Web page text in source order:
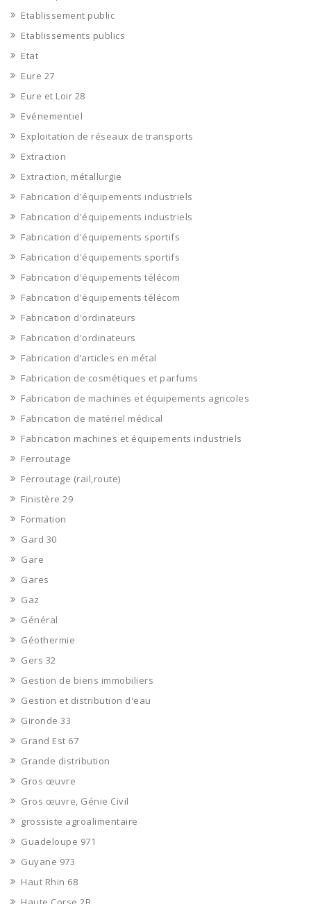
Etablissement public
Etablissements publics
Etat
Eure 27
Eure et Loir 28
Evénementiel
Exploitation de réseaux de transports
Extraction
Extraction, métallurgie
Fabrication d'équipements industriels
Fabrication d'équipements industriels
Fabrication d'équipements sportifs
Fabrication d'équipements sportifs
Fabrication d'équipements télécom
Fabrication d'équipements télécom
Fabrication d'ordinateurs
Fabrication d'ordinateurs
Fabrication d’articles en métal
Fabrication de cosmétiques et parfums
Fabrication de machines et équipements agricoles
Fabrication de matériel médical
Fabrication machines et équipements industriels
Ferroutage
Ferroutage (rail,route)
Finistère 29
Formation
Gard 30
Gare
Gares
Gaz
Général
Géothermie
Gers 32
Gestion de biens immobiliers
Gestion et distribution d'eau
Gironde 33
Grand Est 67
Grande distribution
Gros œuvre
Gros œuvre, Génie Civil
grossiste agroalimentaire
Guadeloupe 971
Guyane 973
Haut Rhin 68